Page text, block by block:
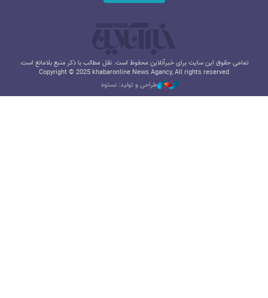
تمامی حقوق این سایت برای خبرآنلاین محفوظ است. نقل مطالب با ذکر منبع بلامانع است.
Copyright © 2025 khabaronline News Agancy, All rights reserved
طراحی و تولید: نستوه